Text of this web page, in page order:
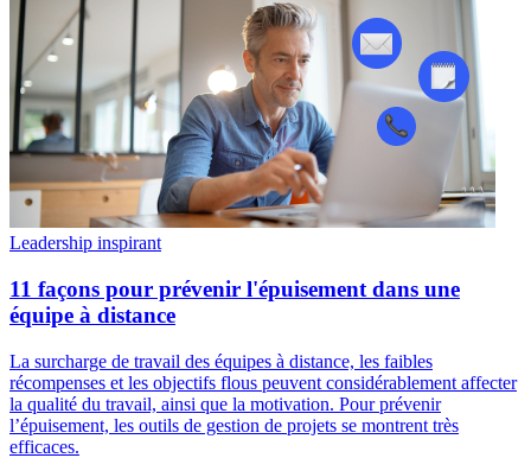
Leadership inspirant
11 façons pour prévenir l'épuisement dans une
équipe à distance
La surcharge de travail des équipes à distance, les faibles
récompenses et les objectifs flous peuvent considérablement affecter
la qualité du travail, ainsi que la motivation. Pour prévenir
l’épuisement, les outils de gestion de projets se montrent très
efficaces.